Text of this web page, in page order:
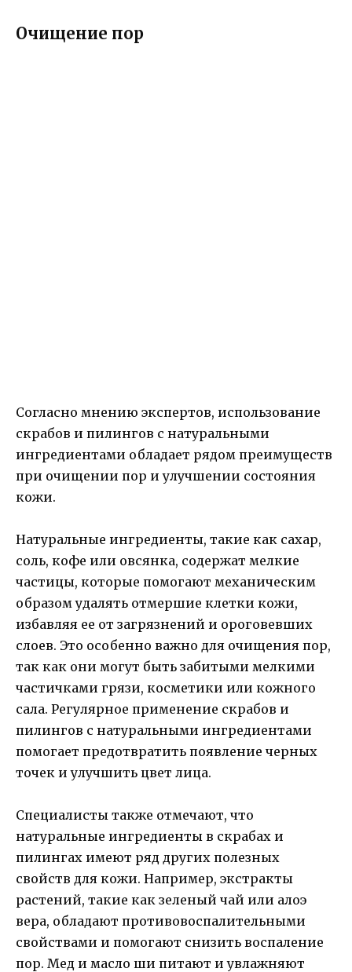
Очищение пор
Согласно мнению экспертов, использование
скрабов и пилингов с натуральными
ингредиентами обладает рядом преимуществ
при очищении пор и улучшении состояния
кожи.
Натуральные ингредиенты, такие как сахар,
соль, кофе или овсянка, содержат мелкие
частицы, которые помогают механическим
образом удалять отмершие клетки кожи,
избавляя ее от загрязнений и ороговевших
слоев. Это особенно важно для очищения пор,
так как они могут быть забитыми мелкими
частичками грязи, косметики или кожного
сала. Регулярное применение скрабов и
пилингов с натуральными ингредиентами
помогает предотвратить появление черных
точек и улучшить цвет лица.
Специалисты также отмечают, что
натуральные ингредиенты в скрабах и
пилингах имеют ряд других полезных
свойств для кожи. Например, экстракты
растений, такие как зеленый чай или алоэ
вера, обладают противовоспалительными
свойствами и помогают снизить воспаление
пор. Мед и масло ши питают и увлажняют